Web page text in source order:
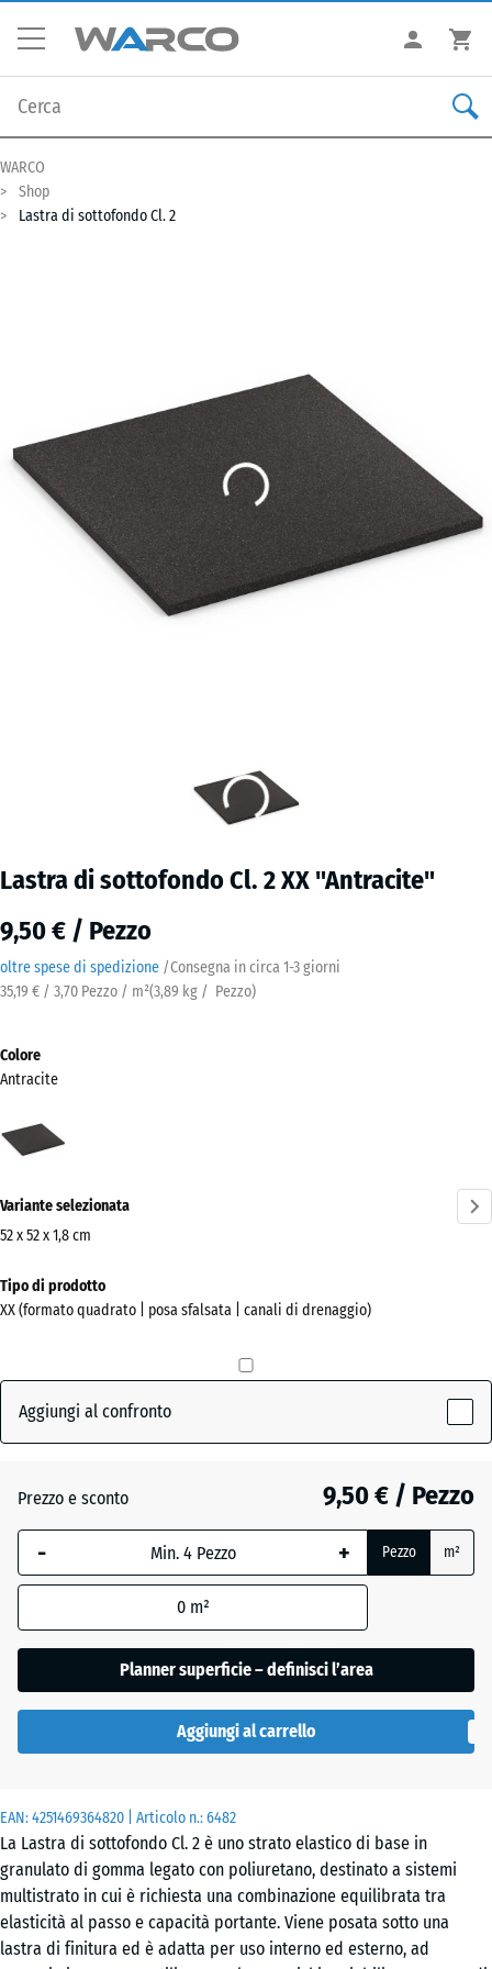
WARCO
Shop
Lastra di sottofondo Cl. 2
Lastra di sottofondo Cl. 2 XX "Antracite"
9,50 € / Pezzo
oltre spese di spedizione /Consegna in circa 1-3 giorni
35,19 € / 3,70 Pezzo / m²(3,89 kg / Pezzo)
EAN:4251469364820 | Articolo n.:6482
La Lastra di sottofondo Cl. 2 è uno strato elastico di base in
granulato di gomma legato con poliuretano, destinato a sistemi
multistrato in cui è richiesta una combinazione equilibrata tra
elasticità al passo e capacità portante. Viene posata sotto una
lastra di finitura ed è adatta per uso interno ed esterno, ad
Colore
Antracite
(active)
Variante selezionata
52 x 52 x 1,8 cm
Dimensioni
per
520
mm
dimensione
evidenziata
utilizzata
(salvo
diversa
indicazione
nei dati del
prodotto).
Tipo di prodotto
XX (formato quadrato | posa sfalsata | canali di drenaggio)
Aggiungi al confronto
Prezzo e sconto 9,50 € / Pezzo
- + Pezzo m²
0 m²
Planner superficie – definisci l’area
Aggiungi al carrello